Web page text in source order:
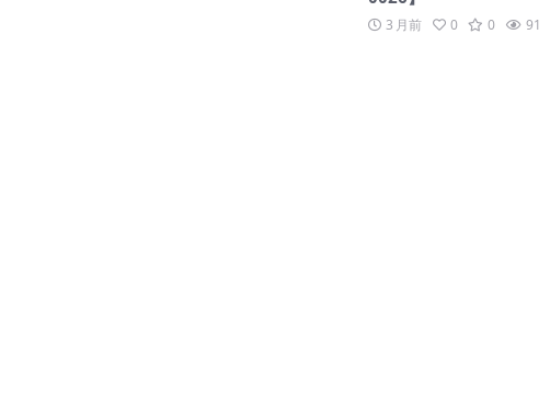
3 月前 0 0 91